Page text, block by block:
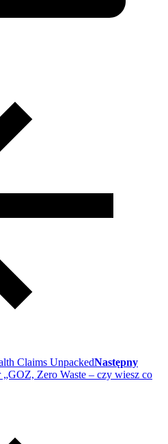
Claims UnpackedNastępny
Zero Waste – czy wiesz co